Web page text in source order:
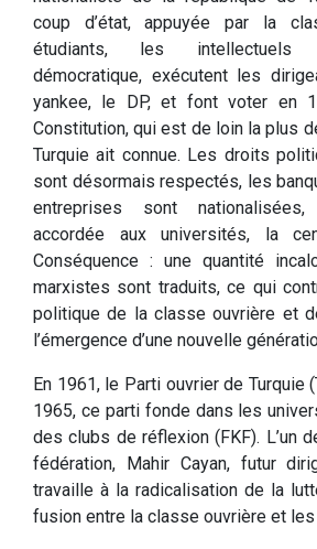
coup d’état, appuyée par la
étudiants, les intellectuels
démocratique, exécutent les
yankee, le DP, et font voter en
Constitution, qui est de loin la plus
Turquie ait connue. Les droits
sont désormais respectés, les
entreprises sont nationalisées,
accordée aux universités, la
Conséquence : une quantité
marxistes sont traduits, ce qui
politique de la classe ouvrière et
l’émergence d’une nouvelle
En 1961, le Parti ouvrier de Turquie
1965, ce parti fonde dans les
des clubs de réflexion (FKF). L’un
fédération, Mahir Cayan, futur
travaille à la radicalisation de la
fusion entre la classe ouvrière et